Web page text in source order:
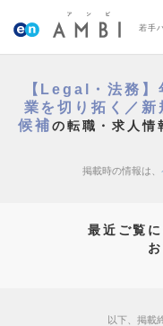
若手
【Legal・法務
業を切り拓く／
候補の転職・求人情
掲載時の情報は、
最近ご覧
以下、掲載